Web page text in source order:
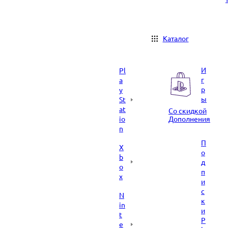
Каталог
Pl
a
y
St
at
io
n
X
b
o
x
N
in
t
e
И
г
р
ы
Со скидкой
Дополнения
П
о
д
п
и
с
к
и
P